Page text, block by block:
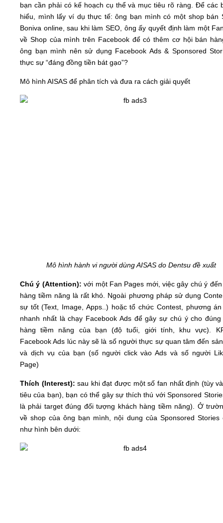
bạn cần phải có kế hoạch cụ thể và mục tiêu rõ ràng. Để các
hiểu, mình lấy ví dụ thực tế: ông bạn mình có một shop bán
Boniva online, sau khi làm SEO, ông ấy quyết định làm một
về Shop của mình trên Facebook để có thêm cơ hội bán
ông bạn mình nên sử dụng Facebook Ads & Sponsored
thực sự “đáng đồng tiền bát gạo”?
Mô hình AISAS để phân tích và đưa ra cách giải quyết
Mô hình hành vi người dùng AISAS do Dentsu đề xuất
Chú ý (Attention): với một Fan Pages mới, việc gây chú ý
hàng tiềm năng là rất khó. Ngoài phương pháp sử dụng
sự tốt (Text, Image, Apps..) hoặc tổ chức Contest, phương
nhanh nhất là chạy Facebook Ads để gây sự chú ý cho đúng
hàng tiềm năng của bạn (độ tuổi, giới tính, khu vực).
Facebook Ads lúc này sẽ là số người thực sự quan tâm đến
và dịch vụ của bạn (số người click vào Ads và số người
Page)
Thích (Interest): sau khi đạt được một số fan nhất định (tùy
tiêu của bạn), bạn có thể gây sự thích thú với Sponsored
là phải target đúng đối tượng khách hàng tiềm năng). Ở
về shop của ông bạn mình, nội dung của Sponsored Stories
như hình bên dưới: